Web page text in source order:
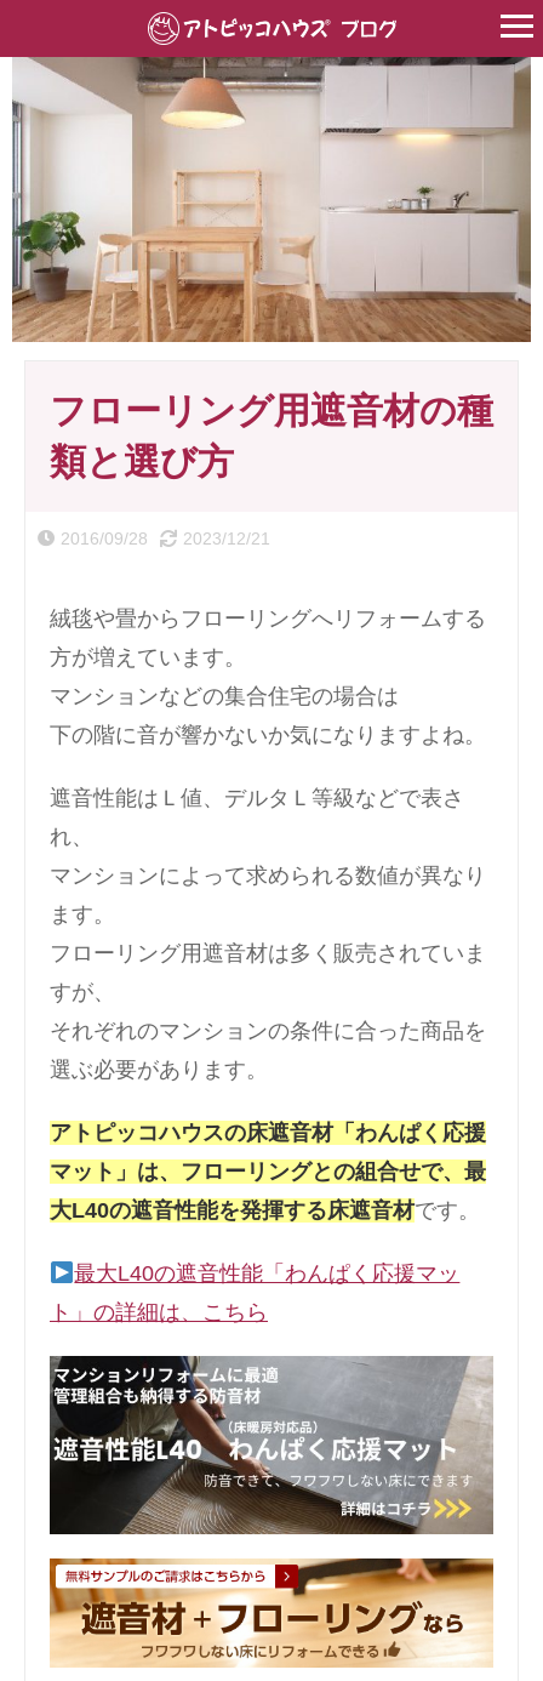
床遮音材>フローリング用遮音材の種類と選び方
フローリング用遮音材の種
類と選び方
2016/09/28 2023/12/21
絨毯や畳からフローリングへリフォームする
方が増えています。
マンションなどの集合住宅の場合は
下の階に音が響かないか気になりますよね。
遮音性能はＬ値、デルタＬ等級などで表さ
れ、
マンションによって求められる数値が異なり
ます。
フローリング用遮音材は多く販売されていま
すが、
それぞれのマンションの条件に合った商品を
選ぶ必要があります。
アトピッコハウスの床遮音材「わんぱく応援
マット」は、フローリングとの組合せで、最
大L40の遮音性能を発揮する床遮音材です。
最大L40の遮音性能「わんぱく応援マッ
ト」の詳細は、こちら